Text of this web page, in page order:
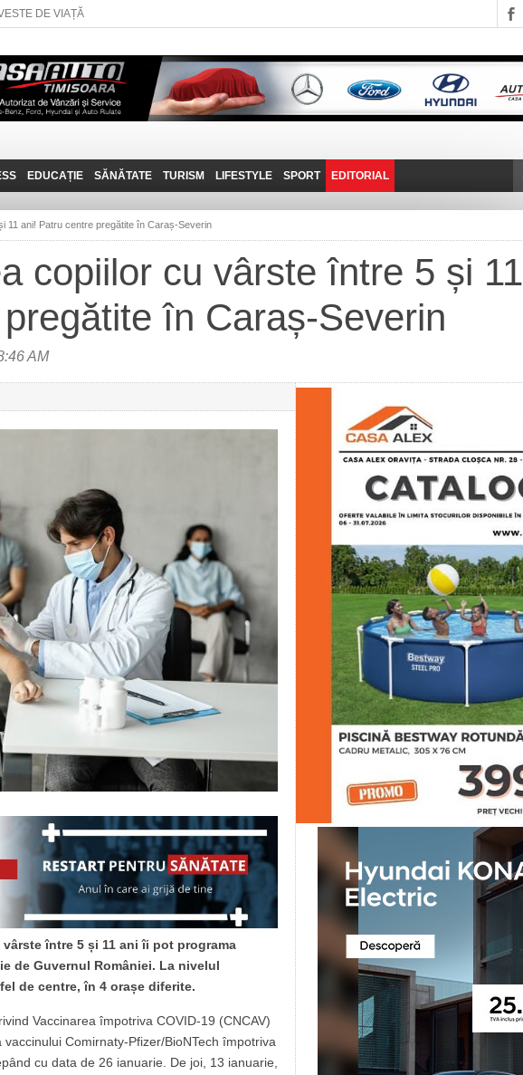
DE VIAȚĂ
EDUCAȚIE SĂNĂTATE TURISM
PRIN MUNȚII
BANATULUI
FANTASTICUL BANAT
TRAVEL VLOG
LIFESTYLE
POVESTE DE VIAȚĂ
SPORT EDITORIAL
DE VICTOR NAFIRU
11 ani! Patru centre pregătite în Caraș-Severin
copiilor cu vârste între 5 și 11
în Caraș-Severin
AM
între 5 și 11 ani îi pot programa
de Guvernul României. La nivelul
de centre, în 4 orașe diferite.
Vaccinarea împotriva COVID-19 (CNCAV)
Comirnaty-Pfizer/BioNTech împotriva
cu data de 26 ianuarie. De joi, 13 ianuarie,